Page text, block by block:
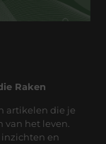
Raken
artikelen die je
van het leven.
en